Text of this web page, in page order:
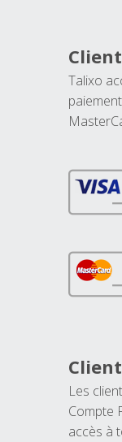
Talixo
Les
Compte
accès à